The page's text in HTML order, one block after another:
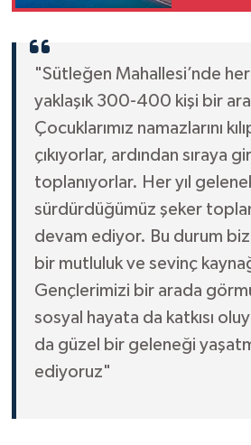
"Sütleğen Mahallesi’nde
yaklaşık 300-400 kişi bir
Çocuklarımız namazlarını
çıkıyorlar, ardından sıraya
toplanıyorlar. Her yıl
sürdürdüğümüz şeker
devam ediyor. Bu durum
bir mutluluk ve sevinç
Gençlerimizi bir arada
sosyal hayata da katkısı
da güzel bir geleneği
ediyoruz"